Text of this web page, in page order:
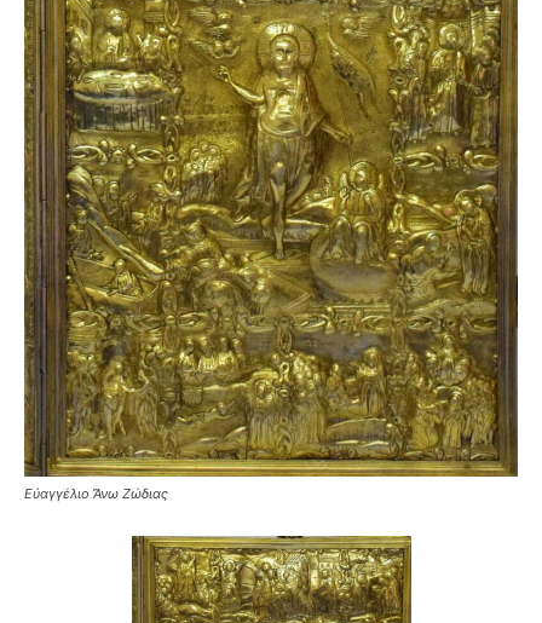
Εὐαγγέλιο Ἄνω Ζώδιας